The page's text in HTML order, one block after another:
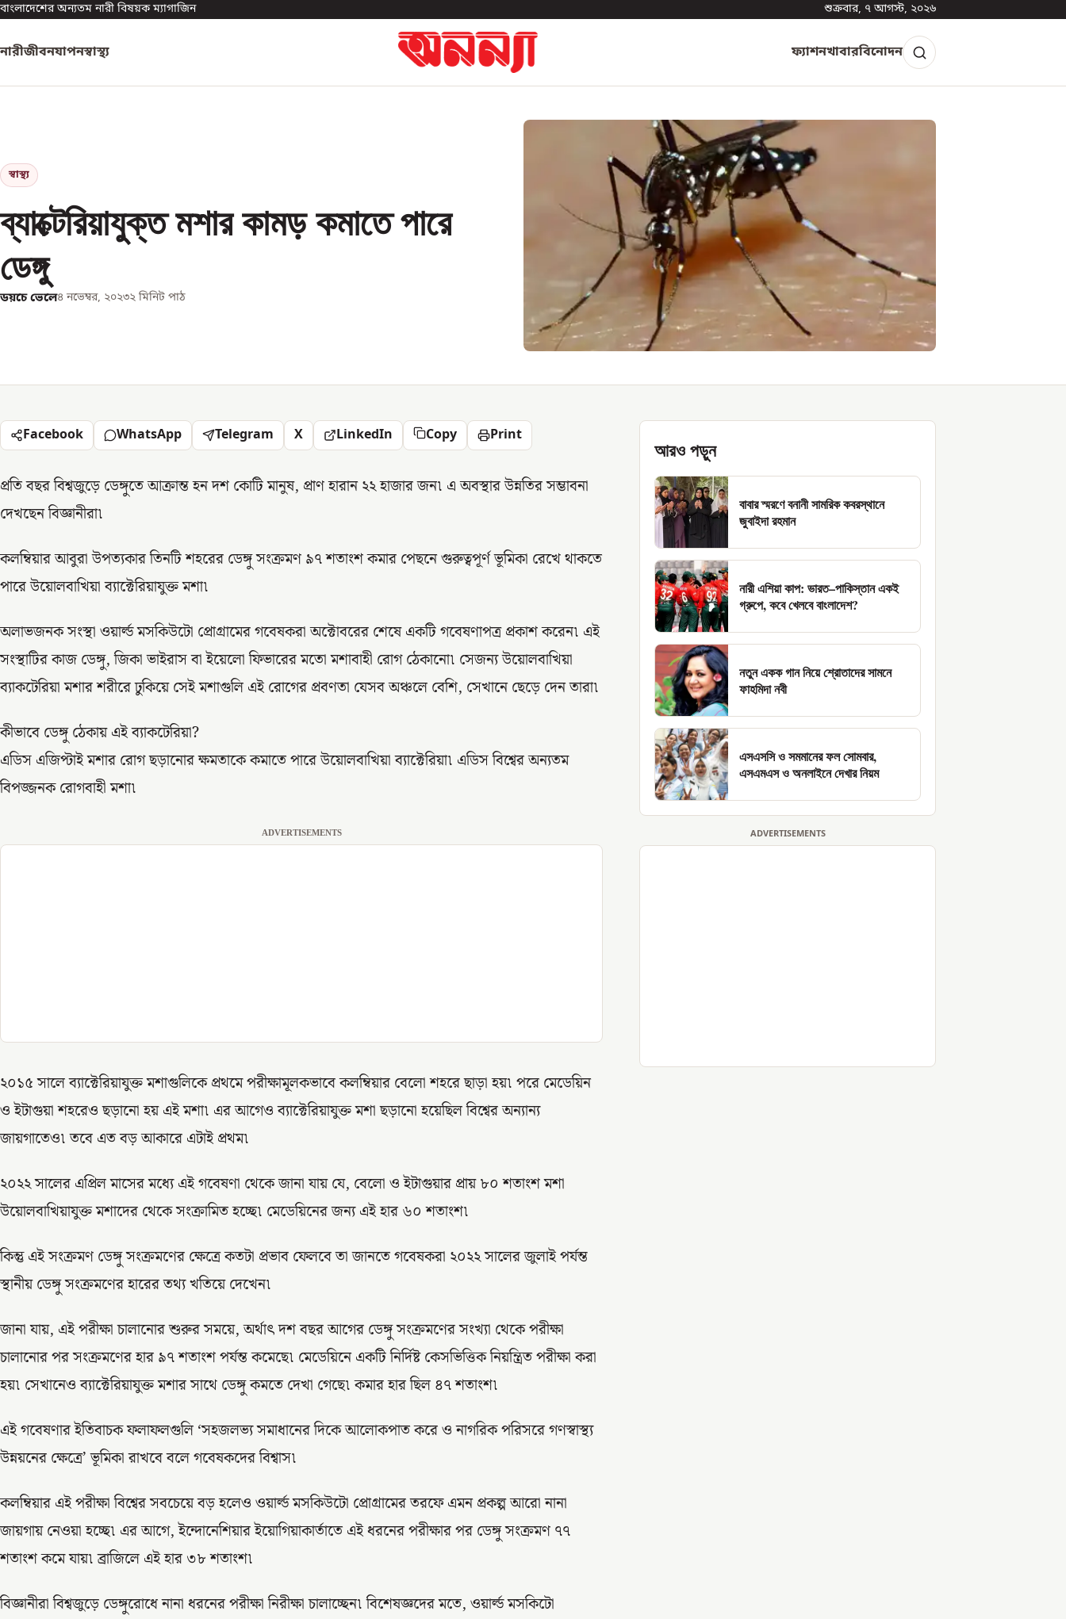
বাংলাদেশের অন্যতম নারী বিষয়ক ম্যাগাজিন শুক্রবার, ৭ আগস্ট, ২০২৬
নারীজীবনযাপনস্বাস্থ্য ফ্যাশনখাবারবিনোদন
স্বাস্থ্য
ব্যাক্টেরিয়াযুক্ত মশার কামড় কমাতে পারে
ডেঙ্গু
ডয়চে ভেলে৪ নভেম্বর, ২০২৩২ মিনিট পাঠ
Facebook WhatsApp Telegram X LinkedIn Copy Print
প্রতি বছর বিশ্বজুড়ে ডেঙ্গুতে আক্রান্ত হন দশ কোটি মানুষ, প্রাণ হারান ২২ হাজার জন৷ এ অবস্থার উন্নতির সম্ভাবনা
দেখছেন বিজ্ঞানীরা৷
কলম্বিয়ার আবুরা উপত্যকার তিনটি শহরের ডেঙ্গু সংক্রমণ ৯৭ শতাংশ কমার পেছনে গুরুত্বপূর্ণ ভূমিকা রেখে থাকতে
পারে উয়োলবাখিয়া ব্যাক্টেরিয়াযুক্ত মশা৷
অলাভজনক সংস্থা ওয়ার্ল্ড মসকিউটো প্রোগ্রামের গবেষকরা অক্টোবরের শেষে একটি গবেষণাপত্র প্রকাশ করেন৷ এই
সংস্থাটির কাজ ডেঙ্গু, জিকা ভাইরাস বা ইয়েলো ফিভারের মতো মশাবাহী রোগ ঠেকানো৷ সেজন্য উয়োলবাখিয়া
ব্যাকটেরিয়া মশার শরীরে ঢুকিয়ে সেই মশাগুলি এই রোগের প্রবণতা যেসব অঞ্চলে বেশি, সেখানে ছেড়ে দেন তারা৷
কীভাবে ডেঙ্গু ঠেকায় এই ব্যাকটেরিয়া?
এডিস এজিপ্টাই মশার রোগ ছড়ানোর ক্ষমতাকে কমাতে পারে উয়োলবাখিয়া ব্যাক্টেরিয়া৷ এডিস বিশ্বের অন্যতম
বিপজ্জনক রোগবাহী মশা৷
ADVERTISEMENTS
২০১৫ সালে ব্যাক্টেরিয়াযুক্ত মশাগুলিকে প্রথমে পরীক্ষামূলকভাবে কলম্বিয়ার বেলো শহরে ছাড়া হয়৷ পরে মেডেয়িন
ও ইটাগুয়া শহরেও ছড়ানো হয় এই মশা৷ এর আগেও ব্যাক্টেরিয়াযুক্ত মশা ছড়ানো হয়েছিল বিশ্বের অন্যান্য
জায়গাতেও৷ তবে এত বড় আকারে এটাই প্রথম৷
২০২২ সালের এপ্রিল মাসের মধ্যে এই গবেষণা থেকে জানা যায় যে, বেলো ও ইটাগুয়ার প্রায় ৮০ শতাংশ মশা
উয়োলবাখিয়াযুক্ত মশাদের থেকে সংক্রামিত হচ্ছে৷ মেডেয়িনের জন্য এই হার ৬০ শতাংশ৷
কিন্তু এই সংক্রমণ ডেঙ্গু সংক্রমণের ক্ষেত্রে কতটা প্রভাব ফেলবে তা জানতে গবেষকরা ২০২২ সালের জুলাই পর্যন্ত
স্থানীয় ডেঙ্গু সংক্রমণের হারের তথ্য খতিয়ে দেখেন৷
জানা যায়, এই পরীক্ষা চালানোর শুরুর সময়ে, অর্থাৎ দশ বছর আগের ডেঙ্গু সংক্রমণের সংখ্যা থেকে পরীক্ষা
চালানোর পর সংক্রমণের হার ৯৭ শতাংশ পর্যন্ত কমেছে৷ মেডেয়িনে একটি নির্দিষ্ট কেসভিত্তিক নিয়ন্ত্রিত পরীক্ষা করা
হয়৷ সেখানেও ব্যাক্টেরিয়াযুক্ত মশার সাথে ডেঙ্গু কমতে দেখা গেছে৷ কমার হার ছিল ৪৭ শতাংশ৷
এই গবেষণার ইতিবাচক ফলাফলগুলি ‘সহজলভ্য সমাধানের দিকে আলোকপাত করে ও নাগরিক পরিসরে গণস্বাস্থ্য
উন্নয়নের ক্ষেত্রে’ ভূমিকা রাখবে বলে গবেষকদের বিশ্বাস৷
কলম্বিয়ার এই পরীক্ষা বিশ্বের সবচেয়ে বড় হলেও ওয়ার্ল্ড মসকিউটো প্রোগ্রামের তরফে এমন প্রকল্প আরো নানা
জায়গায় নেওয়া হচ্ছে৷ এর আগে, ইন্দোনেশিয়ার ইয়োগিয়াকার্তাতে এই ধরনের পরীক্ষার পর ডেঙ্গু সংক্রমণ ৭৭
শতাংশ কমে যায়৷ ব্রাজিলে এই হার ৩৮ শতাংশ৷
বিজ্ঞানীরা বিশ্বজুড়ে ডেঙ্গুরোধে নানা ধরনের পরীক্ষা নিরীক্ষা চালাচ্ছেন৷ বিশেষজ্ঞদের মতে, ওয়ার্ল্ড মসকিটো
আরও পড়ুন
বাবার স্মরণে বনানী সামরিক কবরস্থানে
জুবাইদা রহমান
নারী এশিয়া কাপ: ভারত–পাকিস্তান একই
গ্রুপে, কবে খেলবে বাংলাদেশ?
নতুন একক গান নিয়ে শ্রোতাদের সামনে
ফাহমিদা নবী
এসএসসি ও সমমানের ফল সোমবার,
এসএমএস ও অনলাইনে দেখার নিয়ম
ADVERTISEMENTS